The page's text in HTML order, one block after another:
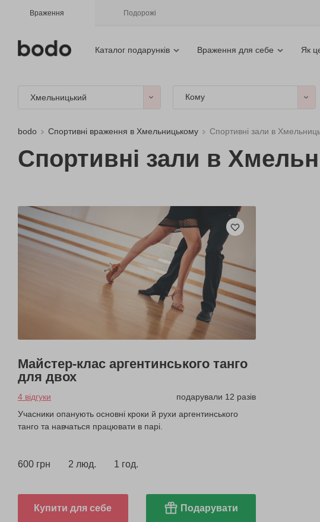
Враження Подорожі
Каталог подарунків Враження для себе Як
Хмельницький Кому
bodo Спортивні враження в Хмельницькому Спортивні зали в
Спортивні зали в
Майстер-клас аргентинського танго
для двох
4 відгуки
подарували 12 разів
Учасники опанують основні кроки й рухи аргентинського
танго та навчаться працювати в парі.
600 грн 2 люд. 1 год.
Купити для себе Подарувати